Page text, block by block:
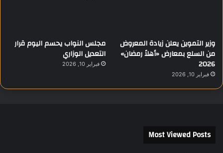
وزير التموين يعلن زيادة المعروض
من السلع بمعارض «أهلاً رمضان»
2026
فبراير 10, 2026
مجلس النواب يحسم اليوم قرار
التعديل الوزاري
فبراير 10, 2026
Most Viewed Posts